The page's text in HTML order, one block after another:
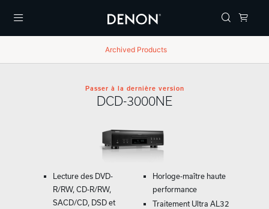
Archived Products
Passer à la dernière version
DCD-3000NE
Lecture des DVD-
R/RW, CD-R/RW,
SACD/CD, DSD et
Horloge-maître haute
performance
Traitement Ultra AL32